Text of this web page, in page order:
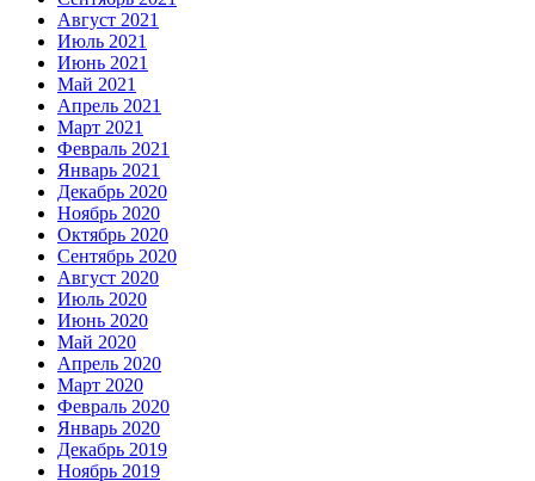
Август 2021
Июль 2021
Июнь 2021
Май 2021
Апрель 2021
Март 2021
Февраль 2021
Январь 2021
Декабрь 2020
Ноябрь 2020
Октябрь 2020
Сентябрь 2020
Август 2020
Июль 2020
Июнь 2020
Май 2020
Апрель 2020
Март 2020
Февраль 2020
Январь 2020
Декабрь 2019
Ноябрь 2019